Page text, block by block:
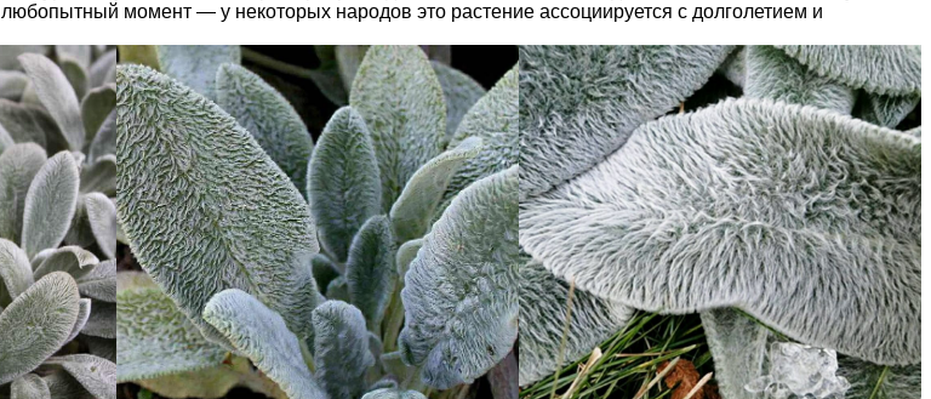
момент — у некоторых народов это растение ассоциируется с долголетием и